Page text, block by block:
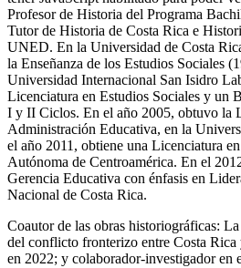
Profesor de Historia del Programa
Tutor de Historia de Costa Rica e
UNED. En la Universidad de Costa
la Enseñanza de los Estudios Sociales
Universidad Internacional San Isidro
Licenciatura en Estudios Sociales y un
I y II Ciclos. En el año 2005, obtuvo la
Administración Educativa, en la
el año 2011, obtiene una Licenciatura
Autónoma de Centroamérica. En el
Gerencia Educativa con énfasis en
Nacional de Costa Rica.
Coautor de las obras historiográficas:
del conflicto fronterizo entre Costa Rica
en 2022; y colaborador-investigador en